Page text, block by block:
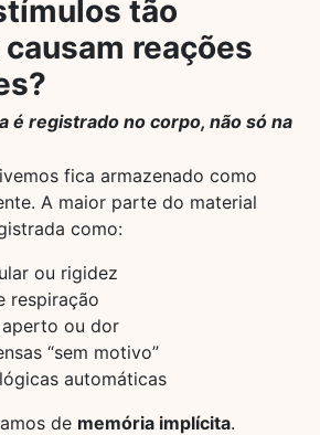
tão
reações
é registrado no corpo, não só na
fica armazenado como
A maior parte do material
como:
ou rigidez
respiração
ou dor
“sem motivo”
automáticas
de memória implícita.